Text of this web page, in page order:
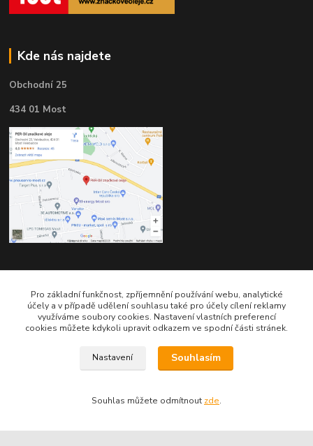
Kde nás najdete
Obchodní 25
434 01 Most
Telefon pro technické dotazy: 775 113 255
Telefon do našeho obchodu : 774 993 479
info@znackoveoleje.cz
Pro základní funkčnost, zpříjemnění používání webu, analytické
účely a v případě udělení souhlasu také pro účely cílení reklamy
využíváme soubory cookies. Nastavení vlastních preferencí
cookies můžete kdykoli upravit odkazem ve spodní části stránek.
Nastavení Souhlasím
Souhlas můžete odmítnout zde.